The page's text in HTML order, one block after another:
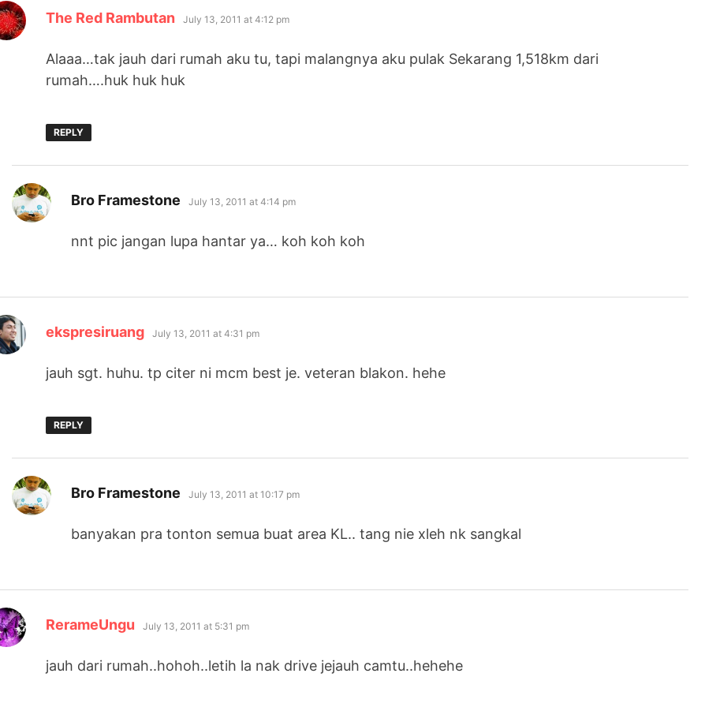
The Red Rambutan says:
July 13, 2011 at 4:12 pm
Alaaa…tak jauh dari rumah aku tu, tapi malangnya aku pulak Sekarang 1,518km dari
rumah….huk huk huk
REPLY
Bro Framestone says:
July 13, 2011 at 4:14 pm
nnt pic jangan lupa hantar ya… koh koh koh
ekspresiruang says:
July 13, 2011 at 4:31 pm
jauh sgt. huhu. tp citer ni mcm best je. veteran blakon. hehe
REPLY
Bro Framestone says:
July 13, 2011 at 10:17 pm
banyakan pra tonton semua buat area KL.. tang nie xleh nk sangkal
RerameUngu says:
July 13, 2011 at 5:31 pm
jauh dari rumah..hohoh..letih la nak drive jejauh camtu..hehehe